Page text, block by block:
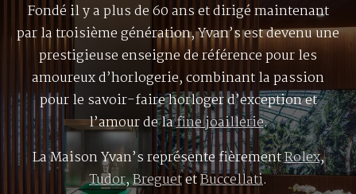
Fondé il y a plus de 60 ans et dirigé maintenant
par la troisième génération, Yvan’s est devenu une
prestigieuse enseigne de référence pour les
amoureux d’horlogerie, combinant la passion
pour le savoir-faire horloger d’exception et
l’amour de lafine joaillerie.
La Maison Yvan’s représente fièrementRolex,
Tudor,BreguetetBuccellati.